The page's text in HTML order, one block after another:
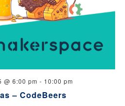
– CodeBeers
@ 6:00 pm - 10:00 pm